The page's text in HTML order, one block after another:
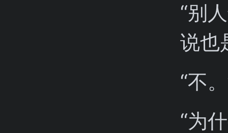
“别
说也
“不
“为